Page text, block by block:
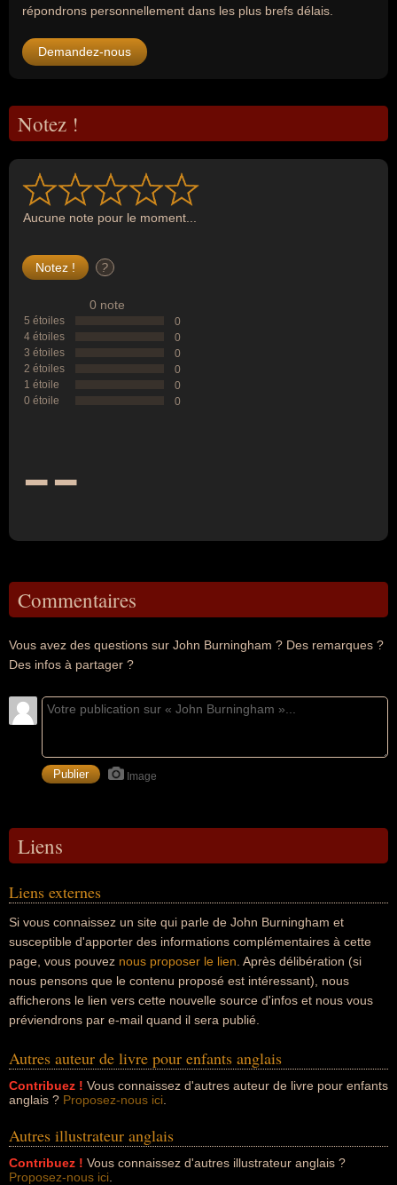
répondrons personnellement dans les plus brefs délais.
Demandez-nous
Notez !
Aucune note pour le moment...
?
0 note
5 étoiles
0
4 étoiles
0
3 étoiles
0
2 étoiles
0
1 étoile
0
0 étoile
0
--
Commentaires
Vous avez des questions sur John Burningham ? Des remarques ?
Des infos à partager ?
Image
Liens
Liens externes
Si vous connaissez un site qui parle de John Burningham et
susceptible d'apporter des informations complémentaires à cette
page, vous pouvez nous proposer le lien . Après délibération (si
nous pensons que le contenu proposé est intéressant), nous
afficherons le lien vers cette nouvelle source d'infos et nous vous
préviendrons par e-mail quand il sera publié.
Autres auteur de livre pour enfants anglais
Contribuez ! Vous connaissez d'autres auteur de livre pour enfants
anglais ? Proposez-nous ici
Autres illustrateur anglais
Contribuez ! Vous connaissez d'autres illustrateur anglais ?
Proposez-nous ici